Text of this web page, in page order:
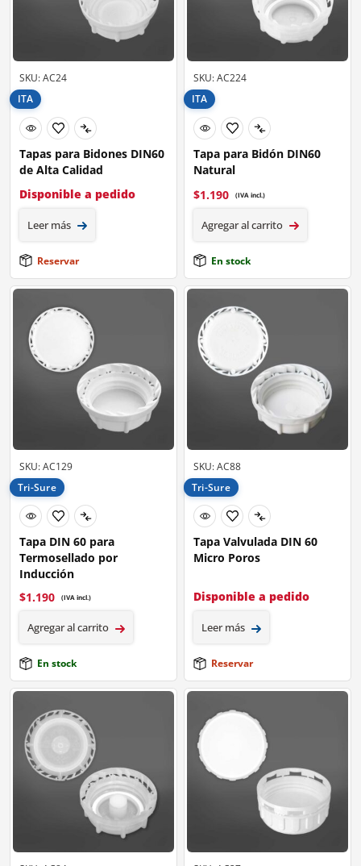
SKU: AC24
ITA
Tapas para Bidones DIN60
de Alta Calidad
Disponible a pedido
Leer más
Reservar
SKU: AC224
ITA
Tapa para Bidón DIN60
Natural
$1.190 (IVA incl.)
Agregar al carrito
En stock
SKU: AC129
Tri-Sure
Tapa DIN 60 para
Termosellado por
Inducción
$1.190 (IVA incl.)
Agregar al carrito
En stock
SKU: AC88
Tri-Sure
Tapa Valvulada DIN 60
Micro Poros
Disponible a pedido
Leer más
Reservar